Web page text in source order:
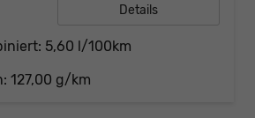
Details
5,60 l/100km
127,00 g/km